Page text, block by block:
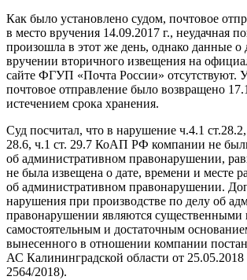
Как было установлено судом, почтовое
в место вручения 14.09.2017 г., неудачная
произошла в этот же день, однако данные о
вручении вторичного извещения на
сайте ФГУП «Почта России» отсутствуют.
почтовое отправление было возвращено
истечением срока хранения.
Суд посчитал, что в нарушение ч.4.1 ст.28.2,
28.6, ч.1 ст. 29.7 КоАП РФ компании не
об административном правонарушении,
не была извещена о дате, времени и месте
об административном правонарушении.
нарушения при производстве по делу об
правонарушении являются существенными
самостоятельным и достаточным
вынесенного в отношении компании
АС Калининградской области от
2564/2018).